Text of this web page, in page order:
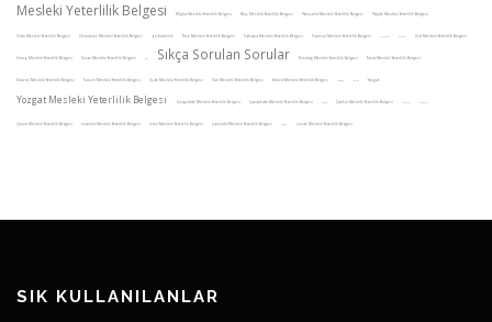
Mesleki Yeterlilik Belgesi Muğla Mesleki Yeterlilik Belgesi Muş Mesleki Yeterlilik Belgesi Nevşehir Mesleki Yeterlilik Belgesi Niğde Mesleki Yeterlilik Belgesi
Ordu Mesleki Yeterlilik Belgesi Osmaniye Mesleki Yeterlilik Belgesi psikoteknik Rize Mesleki Yeterlilik Belgesi Sakarya Mesleki Yeterlilik Belgesi Samsun Mesleki Yeterlilik Belgesi Siirt Mesleki Yeterlilik Belgesi
Sinop Mesleki Yeterlilik Belgesi Sivas Mesleki Yeterlilik Belgesi Sıkça Sorulan Sorular Tekirdağ Mesleki Yeterlilik Belgesi Tokat Mesleki Yeterlilik Belgesi
Trabzon Mesleki Yeterlilik Belgesi Tunceli Mesleki Yeterlilik Belgesi Uşak Mesleki Yeterlilik Belgesi Van Mesleki Yeterlilik Belgesi Yalova Mesleki Yeterlilik Belgesi Yozgat
Yozgat Mesleki Yeterlilik Belgesi Zonguldak Mesleki Yeterlilik Belgesi Çanakkale Mesleki Yeterlilik Belgesi Çankırı Mesleki Yeterlilik Belgesi
Çorum Mesleki Yeterlilik Belgesi İstanbul Mesleki Yeterlilik Belgesi İzmir Mesleki Yeterlilik Belgesi Şanlıurfa Mesleki Yeterlilik Belgesi Şırnak Mesleki Yeterlilik Belgesi
SIK KULLANILANLAR